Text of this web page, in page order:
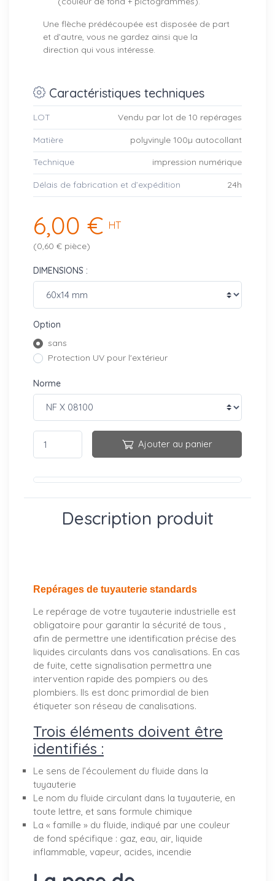
Une flèche prédécoupée est disposée de part
et d’autre, vous ne gardez ainsi que la
direction qui vous intéresse.
Caractéristiques techniques
LOT Vendu par lot de 10 repérages
Matière polyvinyle 100µ autocollant
Technique impression numérique
Délais de fabrication et d’expédition 24h
6,00 € HT
(0,60 € pièce)
DIMENSIONS :
Option
sans
Protection UV pour l'extérieur
Norme
Ajouter au panier
Description produit
Repérages de tuyauterie standards
Le repérage de votre tuyauterie industrielle est
obligatoire pour garantir la sécurité de tous ,
afin de permettre une identification précise des
liquides circulants dans vos canalisations. En cas
de fuite, cette signalisation permettra une
intervention rapide des pompiers ou des
plombiers. Ils est donc primordial de bien
étiqueter son réseau de canalisations.
Trois éléments doivent être
identifiés :
Le sens de l’écoulement du fluide dans la
tuyauterie
Le nom du fluide circulant dans la tuyauterie, en
toute lettre, et sans formule chimique
La « famille » du fluide, indiqué par une couleur
de fond spécifique : gaz, eau, air, liquide
inflammable, vapeur, acides, incendie